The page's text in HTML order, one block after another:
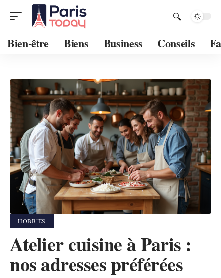
Bien-être Biens Business Conseils
HOBBIES
Atelier cuisine à Paris :
nos adresses préférées